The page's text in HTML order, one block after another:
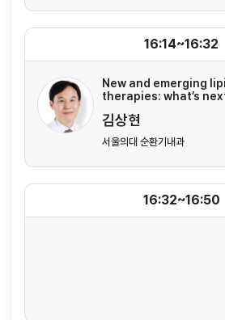
New and emerging
therapies: what’s
김상현
서울의대 순환기내과
16:14~16:32
16:32~16:50